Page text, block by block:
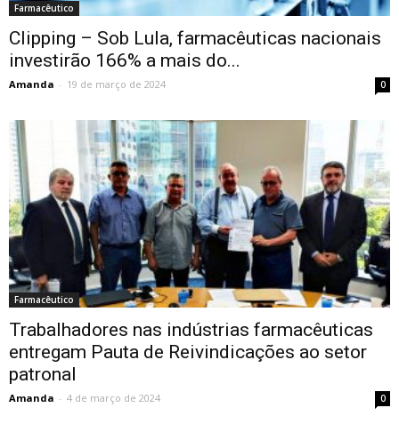
Farmacêutico
Clipping – Sob Lula, farmacêuticas nacionais
investirão 166% a mais do...
Amanda - 19 de março de 2024 0
Farmacêutico
Trabalhadores nas indústrias farmacêuticas
entregam Pauta de Reivindicações ao setor
patronal
Amanda - 4 de março de 2024 0